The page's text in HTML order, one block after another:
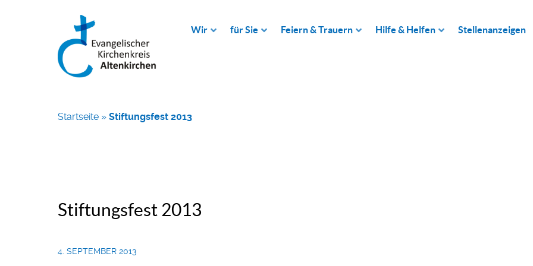
Wir für Sie Feiern & Trauern Hilfe & Helfen Stellenanzeigen
Startseite » Stiftungsfest 2013
Stiftungsfest 2013
4. SEPTEMBER 2013